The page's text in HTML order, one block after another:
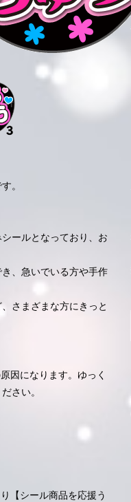
す。
ールとなっており、お
、急いでいる方や手作
さまざまな方にきっと
因になります。ゆっく
さい。
【シール商品を応援う